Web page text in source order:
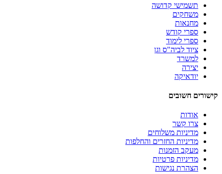
תשמישי קדושה
משחקים
מחנאות
ספרי קודש
ספרי לימוד
ציוד לביה"ס וגן
למשרד
יצירה
יודאיקה
קישורים חשובים
אודות
צרו קשר
מדיניות משלוחים
מדיניות החזרים והחלפות
מעקב הזמנות
מדיניות פרטיות
הצהרת נגישות